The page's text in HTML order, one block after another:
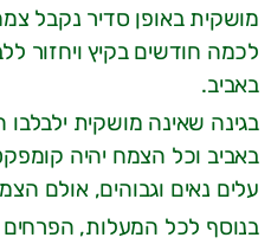
מושקית באופן סדיר נקבל
לכמה חודשים בקיץ ויחזור
באביב.
בגינה שאינה מושקית ילבלבו
באביב וכל הצמח יהיה
עלים נאים וגבוהים, אולם
בנוסף לכל המעלות, הפרחים